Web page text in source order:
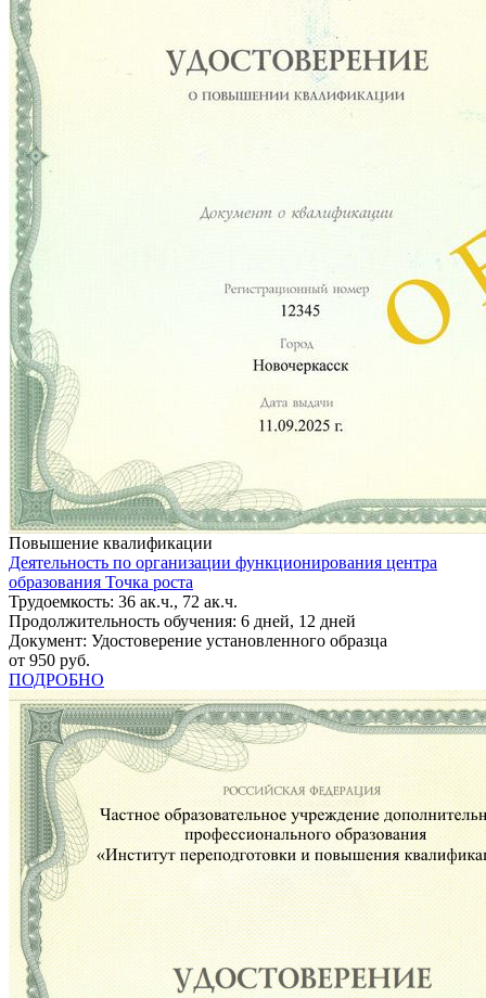
Повышение квалификации
Деятельность по организации функционирования центра
образования Точка роста
Трудоемкость: 36 ак.ч., 72 ак.ч.
Продолжительность обучения: 6 дней, 12 дней
Документ: Удостоверение установленного образца
от 950 руб.
ПОДРОБНО